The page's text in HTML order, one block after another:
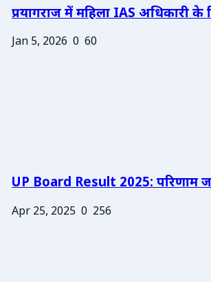
प्रयागराज में महिला IAS अधिकारी के
Jan 5, 2026 0 60
UP Board Result 2025: परिणाम
Apr 25, 2025 0 256